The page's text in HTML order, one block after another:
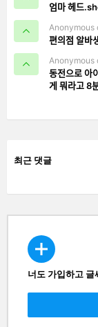
엄마
Anonymous
편의점
Anonymous
동전으로
게 뭐라고
최근 댓글
CREATE
너도 가입하고 글